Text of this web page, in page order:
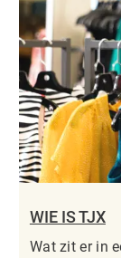
WIE IS TJX
Wat zit er in